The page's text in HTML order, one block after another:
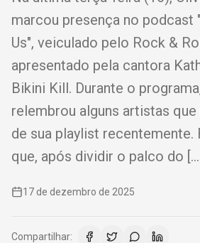
marcou presença no podcast
Us", veiculado pelo Rock &
apresentado pela cantora
Bikini Kill. Durante o
relembrou alguns artistas
de sua playlist
que, após dividir o palco do
17 de dezembro de 2025
Compartilhar: